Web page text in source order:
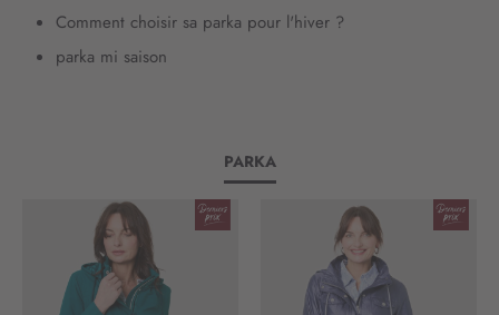
Comment choisir sa parka pour l'hiver ?
parka mi saison
PARKA
m
a